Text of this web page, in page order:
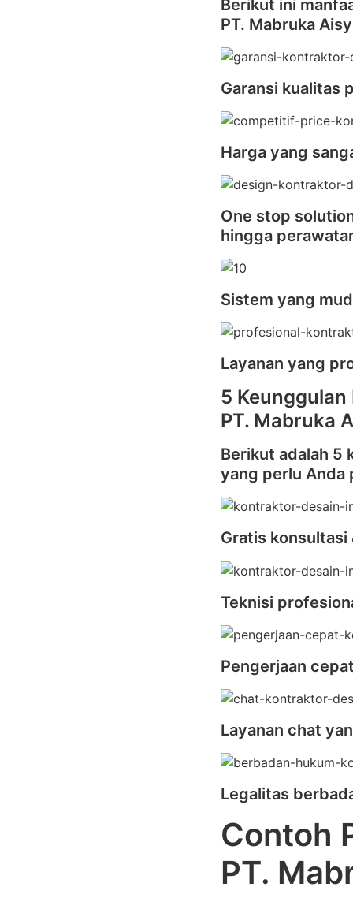
Berikut ini
PT. Mabruka
Garansi kualitas
Harga yang
One stop
hingga
Sistem yang
Layanan yang
5
PT. Mabruka
Berikut adalah 5
yang perlu Anda
Gratis konsultasi
Teknisi
Pengerjaan
Layanan chat
Legalitas
Contoh
PT.